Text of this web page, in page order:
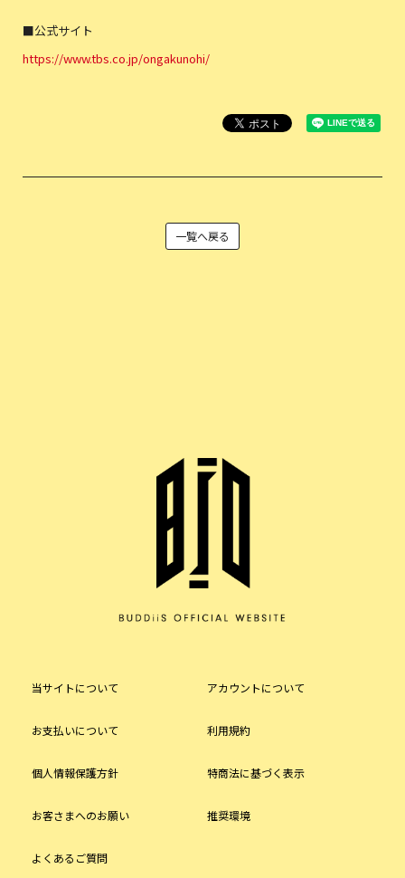
■公式サイト
https://www.tbs.co.jp/ongakunohi/
一覧へ戻る
当サイトについて アカウントについて
お支払いについて 利用規約
個人情報保護方針 特商法に基づく表示
お客さまへのお願い 推奨環境
よくあるご質問